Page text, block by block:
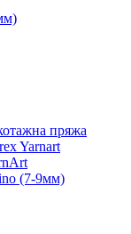
пряжа
Yarnart
(7-9мм)